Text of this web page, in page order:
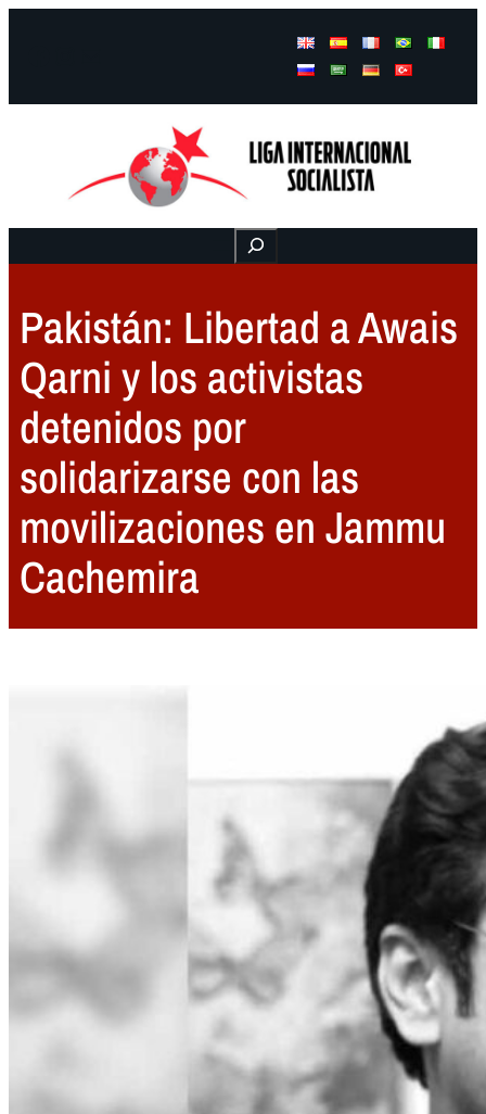
Buscar
Pakistán: Libertad a Awais
Qarni y los activistas
detenidos por
solidarizarse con las
movilizaciones en Jammu
Cachemira